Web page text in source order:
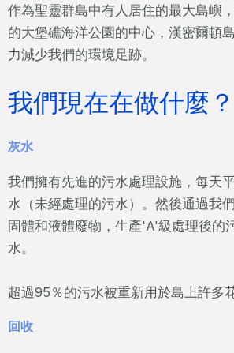
作為聖靈群島中有人居住的最大島嶼
的大堡礁海洋公園的中心，漢密爾頓
力減少我們的環境足跡。
我們現在在做什麼？
灰水
我們擁有先進的污水處理設施，每天
水（未經處理的污水）。然後通過我
固體和液體廢物，生產'A'級處理後的
水。
超過95％的污水被重新用於島上許多
回收